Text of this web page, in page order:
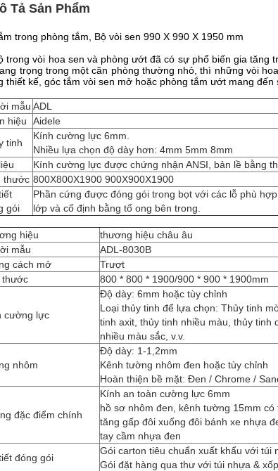
Tả Sản Phẩm
trong phòng tắm, Bộ vòi sen 990 X 990 X 1950 mm
trong vòi hoa sen và phòng ướt đã có sự phổ biến gia tăng
trọng trong một căn phòng thường nhỏ, thì những vòi
thiết kế, góc tắm vòi sen mở hoặc phòng tắm ướt mang
mẫu ADL
hiệu
Aidele
tinh
Kính cường lực 6mm.
Nhiều lựa chọn độ dày hơn: 4mm 5mm 8mm
Kính cường lực được chứng nhận ANSI, bản lề bằng
thước 800X800X1900 900X900X1900
gói
Phần cứng được đóng gói trong bọt với các lỗ phù
lớp và cố định bằng tổ ong bên trong.
hiệu
thương hiệu châu âu
mẫu
ADL-8030B
cách mở
Trượt
thước
800 * 800 * 1900/900 * 900 * 1900mm
cường lực
Độ dày: 6mm hoặc tùy chỉnh
Loại thủy tinh để lựa chọn: Thủy tinh
tinh axit, thủy tinh nhiều màu, thủy tinh
nhiều màu sắc, v.v.
nhôm
Độ dày: 1-1,2mm
Kênh tường nhôm đen hoặc tùy chỉnh
Hoàn thiện bề mặt: Đen / Chrome /
đặc điểm chính
Kính an toàn cường lực 6mm
hồ sơ nhôm đen, kênh tường 15mm có
tăng gấp đôi xuống đôi bánh xe nhựa
tay cầm nhựa đen
đóng gói
Gói carton tiêu chuẩn xuất khẩu với túi
Gói đặt hàng qua thư với túi nhựa &